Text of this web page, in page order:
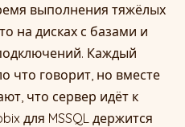
выполнения тяжёлых
на дисках с базами и
Каждый
что говорит, но вместе
что сервер идёт к
для MSSQL держится